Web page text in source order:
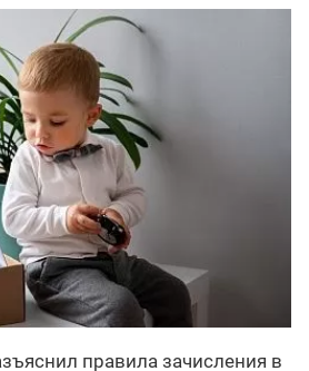
правила зачисления в